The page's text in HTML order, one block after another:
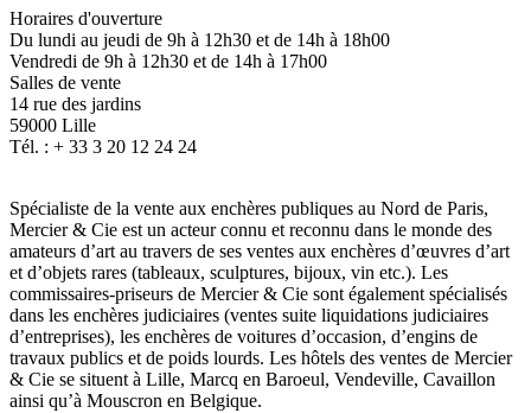
Horaires d'ouverture
Du lundi au jeudi de 9h à 12h30 et de 14h à 18h00
Vendredi de 9h à 12h30 et de 14h à 17h00
Salles de vente
14 rue des jardins
59000 Lille
Tél. : + 33 3 20 12 24 24
Spécialiste de la vente aux enchères publiques au Nord de Paris,
Mercier & Cie est un acteur connu et reconnu dans le monde des
amateurs d’art au travers de ses ventes aux enchères d’œuvres d’art
et d’objets rares (tableaux, sculptures, bijoux, vin etc.). Les
commissaires-priseurs de Mercier & Cie sont également spécialisés
dans les enchères judiciaires (ventes suite liquidations judiciaires
d’entreprises), les enchères de voitures d’occasion, d’engins de
travaux publics et de poids lourds. Les hôtels des ventes de Mercier
& Cie se situent à Lille, Marcq en Baroeul, Vendeville, Cavaillon
ainsi qu’à Mouscron en Belgique.